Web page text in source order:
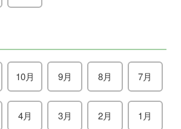
10月 9月 8月 7月
4月 3月 2月 1月